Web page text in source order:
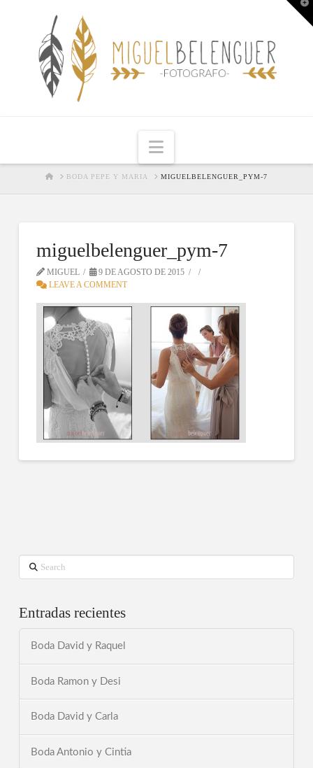
Navigation
HOMEBODA PEPE Y MARIA MIGUELBELENGUER_PYM-7
miguelbelenguer_pym-7
MIGUEL
9 DE AGOSTO DE 2015
LEAVE A COMMENT
Search
Entradas recientes
Boda David y Raquel
Boda Ramon y Desi
Boda David y Carla
Boda Antonio y Cintia